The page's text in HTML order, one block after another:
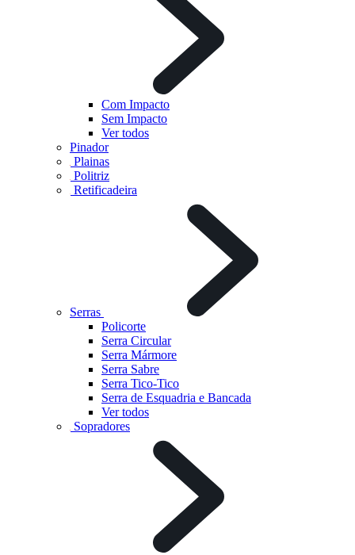
Com Impacto
Sem Impacto
Ver todos
Pinador
Plainas
Politriz
Retificadeira
Serras
Policorte
Serra Circular
Serra Mármore
Serra Sabre
Serra Tico-Tico
Serra de Esquadria e Bancada
Ver todos
Sopradores